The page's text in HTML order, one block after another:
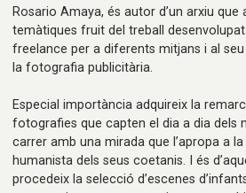
Rosario Amaya, és autor d’un arxiu que
temàtiques fruit del treball
freelance per a diferents mitjans i al
la fotografia publicitària.
Especial importància adquireix la
fotografies que capten el dia a dia dels
carrer amb una mirada que l’apropa a
humanista dels seus coetanis. I és
procedeix la selecció d’escenes